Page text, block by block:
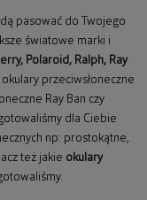
pasować do Twojego
światowe marki i
, Polaroid , Ralph, Ray
przeciwsłoneczne
Ray Ban czy
dla Ciebie
np: prostokątne,
też jakie okulary